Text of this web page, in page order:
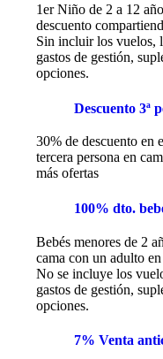
1er Niño de 2 a 12
descuento
Sin incluir los vuelos,
gastos de gestión,
opciones.
Descuento 3ª
30% de descuento en
tercera persona en
más ofertas
100% dto.
Bebés menores de 2
cama con un adulto
No se incluye los
gastos de gestión,
opciones.
7% Venta